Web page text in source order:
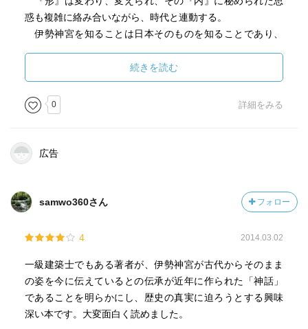
惑も複雑に絡み合いながら、時代と連動する。
伊勢神宮を知ることは日本そのものを知ることであり、
余所で目にして以来気になっていた［外宮＝男神＝地主
神］説が、この書でもさりげなく記述されており、外宮先
祭の作法と併せて、自分たちは真実、誰を祀り、何を拝ん
る。
続きを読む
0 詳細をみる
広告
samwo360さん フォロー
4 2014.03.02
一級建築士でもある著者が、伊勢神宮が古代からそのまま
の姿を今に伝えているとの伝承が近年に作られた「神話」
であることを明らかにし、歴史の真実に迫ろうとする興味
深い本です。大変面白く読めました。